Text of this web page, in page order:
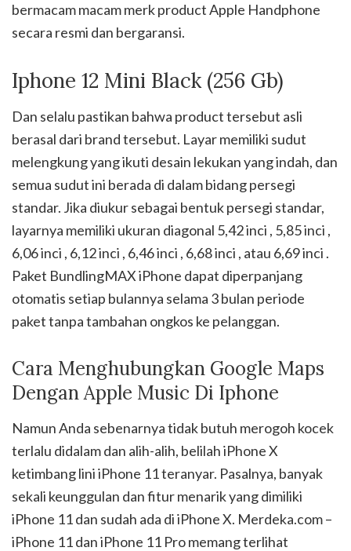
bermacam macam merk product Apple Handphone
secara resmi dan bergaransi.
Iphone 12 Mini Black (256 Gb)
Dan selalu pastikan bahwa product tersebut asli
berasal dari brand tersebut. Layar memiliki sudut
melengkung yang ikuti desain lekukan yang indah, dan
semua sudut ini berada di dalam bidang persegi
standar. Jika diukur sebagai bentuk persegi standar,
layarnya memiliki ukuran diagonal 5,42 inci , 5,85 inci ,
6,06 inci , 6,12 inci , 6,46 inci , 6,68 inci , atau 6,69 inci .
Paket BundlingMAX iPhone dapat diperpanjang
otomatis setiap bulannya selama 3 bulan periode
paket tanpa tambahan ongkos ke pelanggan.
Cara Menghubungkan Google Maps
Dengan Apple Music Di Iphone
Namun Anda sebenarnya tidak butuh merogoh kocek
terlalu didalam dan alih-alih, belilah iPhone X
ketimbang lini iPhone 11 teranyar. Pasalnya, banyak
sekali keunggulan dan fitur menarik yang dimiliki
iPhone 11 dan sudah ada di iPhone X. Merdeka.com –
iPhone 11 dan iPhone 11 Pro memang terlihat